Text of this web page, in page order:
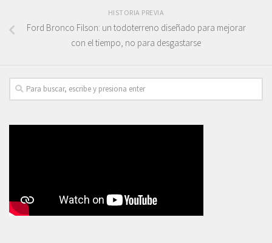
HISTORIA PREVIA
Ford Bronco Filson: un todoterreno diseñado para mejorar
con el tiempo, no para desgastarse